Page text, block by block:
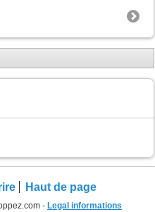
Haut de page
- Legal informations